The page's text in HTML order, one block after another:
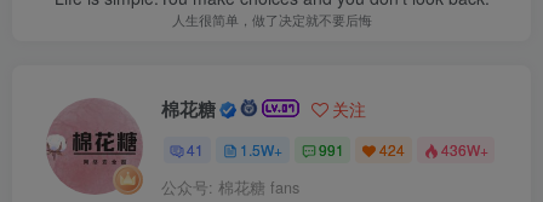
人生很简单，做了决定就不要后悔
棉花糖 关注
41 1.5W+ 991 424 436W+
公众号: 棉花糖 fans